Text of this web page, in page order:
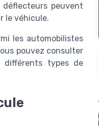
peuvent
le véhicule.
les automobilistes
pouvez consulter
différents types de